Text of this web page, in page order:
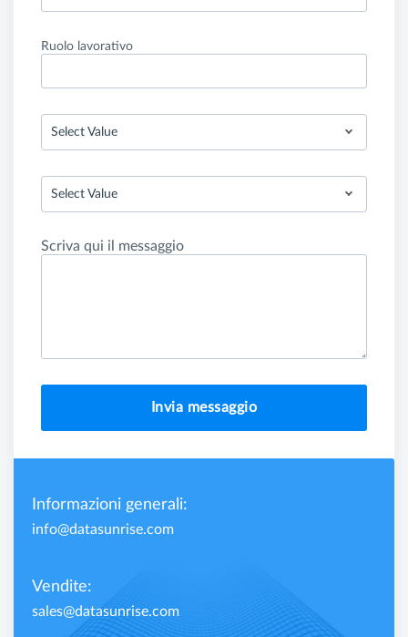
Ruolo lavorativo
Select Value
Select Value
Scriva qui il messaggio
Invia messaggio
Informazioni generali:
info@datasunrise.com
Vendite:
sales@datasunrise.com